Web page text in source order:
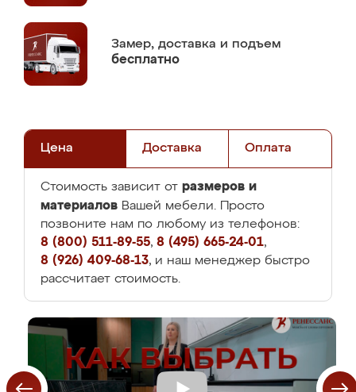
Замер, доставка и подъем
бесплатно
Цена Доставка Оплата
Стоимость зависит от размеров и
материалов Вашей мебели. Просто
позвоните нам по любому из телефонов:
8 (800) 511-89-55, 8 (495) 665-24-01,
8 (926) 409-68-13, и наш менеджер быстро
рассчитает стоимость.